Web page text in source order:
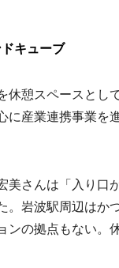
キューブ
憩スペースとし
に産業連携事業を
さんは「入り口
。岩波駅周辺はか
ンの拠点もない。